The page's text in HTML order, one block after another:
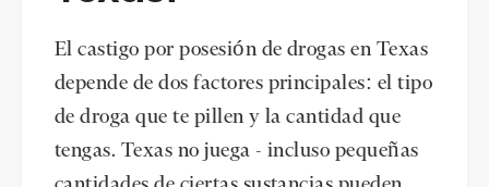
El castigo por posesión de drogas en Texas
depende de dos factores principales: el tipo
de droga que te pillen y la cantidad que
tengas. Texas no juega - incluso pequeñas